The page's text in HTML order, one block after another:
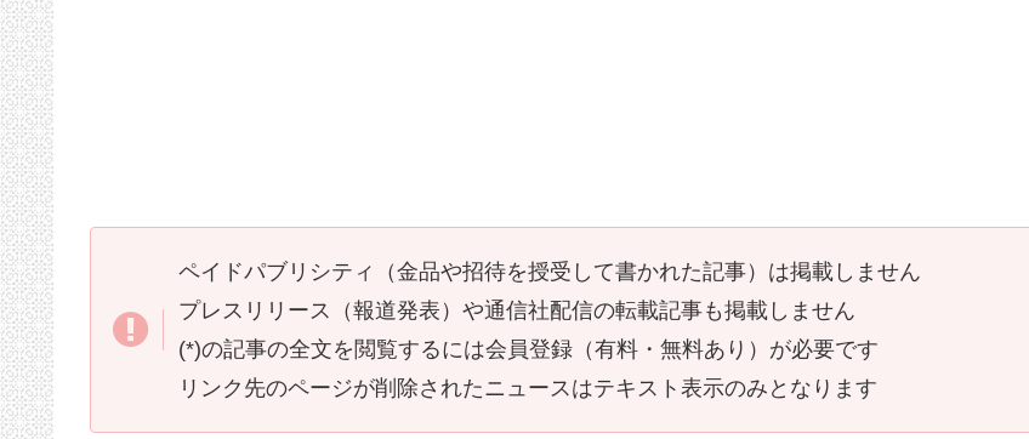
ペイドパブリシティ（金品や招待を授受して書かれた記事）は掲載しません
プレスリリース（報道発表）や通信社配信の転載記事も掲載しません
(*)の記事の全文を閲覧するには会員登録（有料・無料あり）が必要です
リンク先のページが削除されたニュースはテキスト表示のみとなります